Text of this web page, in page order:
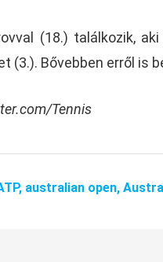
(18.) találkozik,
(3.). Bővebben erről is
Tennis
australian open,